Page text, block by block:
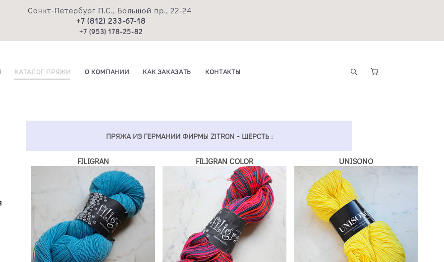
Санкт-Петербург П.С., Большой пр., 22-24
+7 (812) 233-67-18
+7 (953) 178-25-82
КАТАЛОГ ПРЯЖИ О КОМПАНИИ КАК ЗАКАЗАТЬ КОНТАКТЫ
ПРЯЖА ИЗ ГЕРМАНИИ ФИРМЫ ZITRON - ШЕРСТЬ :
FILIGRAN FILIGRAN COLOR UNISONO